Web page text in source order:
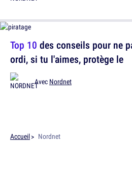
Top 10 des conseils pour ne
ordi, si tu l'aimes, protège le
Avec Nordnet
Accueil Nordnet